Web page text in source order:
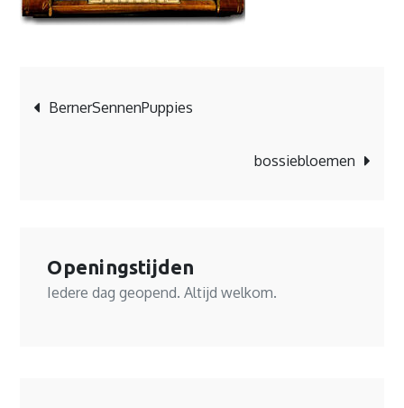
navigatie
BernerSennenPuppies
bossiebloemen
Openingstijden
Iedere dag geopend. Altijd welkom.